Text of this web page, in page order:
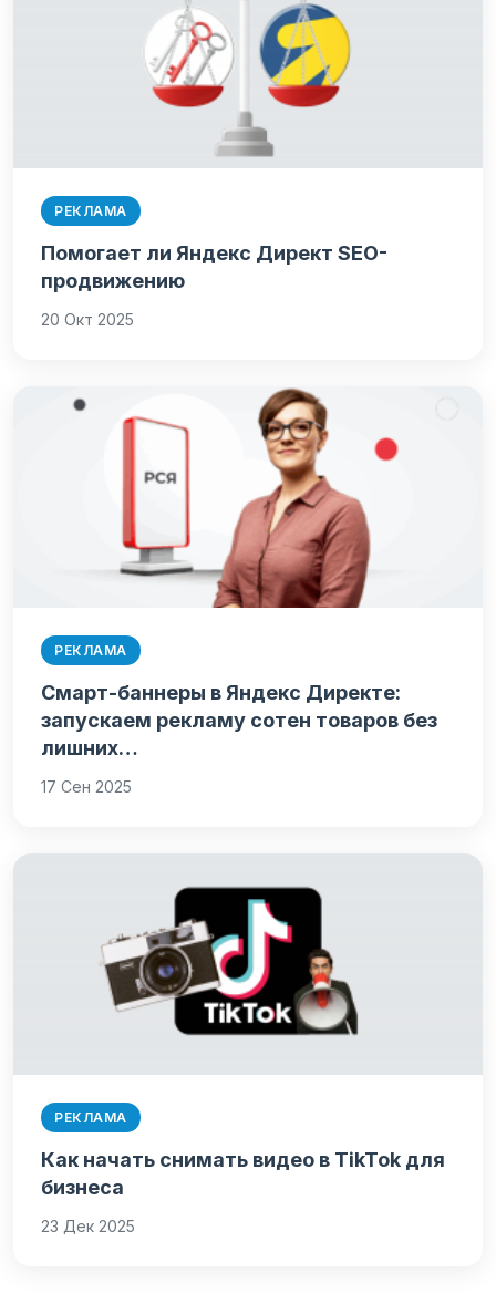
РЕКЛАМА
Помогает ли Яндекс Директ SEO-
продвижению
20 Окт 2025
РЕКЛАМА
Смарт-баннеры в Яндекс Директе:
запускаем рекламу сотен товаров без
лишних…
17 Сен 2025
РЕКЛАМА
Как начать снимать видео в TikTok для
бизнеса
23 Дек 2025